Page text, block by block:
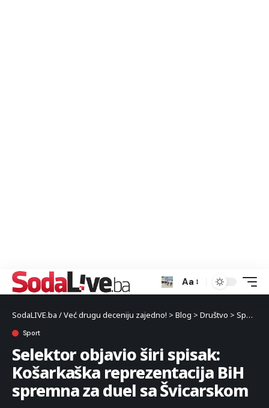
Aa
SodaLIVE.ba / Već drugu deceniju zajedno! > Blog > Društvo > Sport
Sport
Selektor objavio širi spisak:
Košarkaška reprezentacija BiH
spremna za duel sa Švicarskom